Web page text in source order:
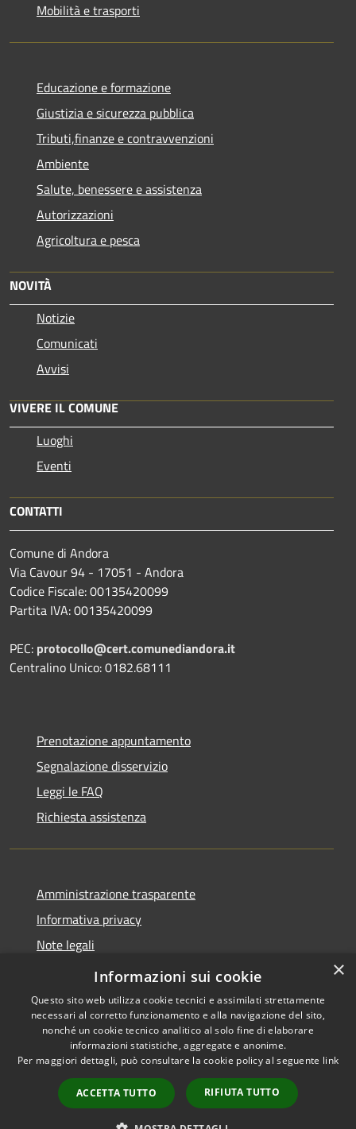
Mobilità e trasporti
Educazione e formazione
Giustizia e sicurezza pubblica
Tributi,finanze e contravvenzioni
Ambiente
Salute, benessere e assistenza
Autorizzazioni
Agricoltura e pesca
NOVITÀ
Notizie
Comunicati
Avvisi
VIVERE IL COMUNE
Luoghi
Eventi
CONTATTI
Comune di Andora
Via Cavour 94 - 17051 - Andora
Codice Fiscale: 00135420099
Partita IVA: 00135420099
PEC: protocollo@cert.comunediandora.it
Centralino Unico: 0182.68111
Prenotazione appuntamento
Segnalazione disservizio
Leggi le FAQ
Richiesta assistenza
Amministrazione trasparente
Informativa privacy
Note legali
Dichiarazione di accessibilità
Accessibilità
Copyright © 2026 • Comune di
Andora • Powered by
Municipium•
Accesso
redazione
×
Informazioni sui cookie
Questo sito web utilizza cookie tecnici e assimilati strettamente
necessari al corretto funzionamento e alla navigazione del sito,
nonché un cookie tecnico analitico al solo fine di elaborare
informazioni statistiche, aggregate e anonime.
Per maggiori dettagli, può consultare la cookie policy al seguente link
ACCETTA TUTTO RIFIUTA TUTTO